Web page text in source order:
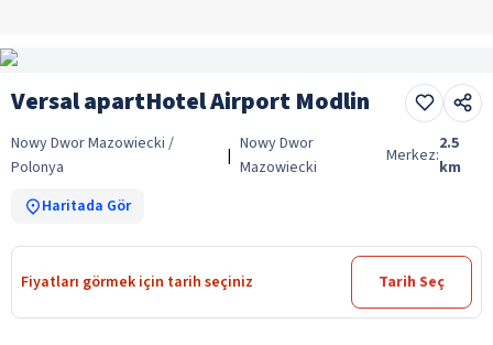
Versal apartHotel Airport Modlin
Nowy Dwor Mazowiecki /
Polonya
|
Nowy Dwor
Mazowiecki
Merkez:
2.5
km
Haritada Gör
Fiyatları görmek için tarih seçiniz Tarih Seç